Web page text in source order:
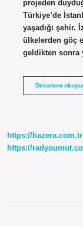
projeden
Türkiye’de
yaşadığı şehir.
ülkelerden göç
geldikten sonra
Devamını
https://hazera.com.tr
https://